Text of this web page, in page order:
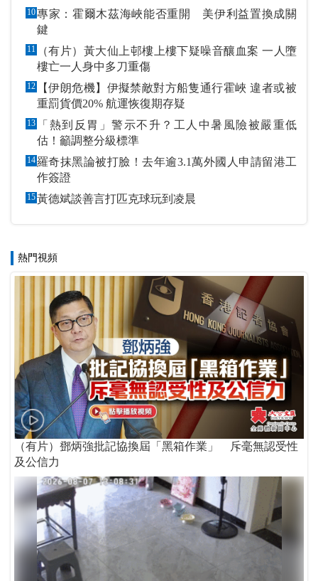
10專家：霍爾木茲海峽能否重開 美伊利益置換成關
鍵
11
（有片）黃大仙上邨樓上樓下疑噪音釀血案 一人墮
樓亡一人身中多刀重傷
12
【伊朗危機】伊擬禁敵對方船隻通行霍峽 違者或被
重罰貨價20% 航運恢復期存疑
13
「熱到反胃」警示不升？工人中暑風險被嚴重低
估！籲調整分級標準
14羅奇抹黑論被打臉！去年逾3.1萬外國人申請留港工
作簽證
15黃德斌談善言打匹克球玩到凌晨
熱門視頻
（有片）鄧炳強批記協換屆「黑箱作業」 斥毫無認受性
及公信力